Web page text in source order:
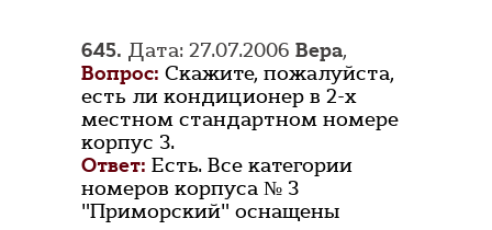
645. Дата: 27.07.2006 Вера,
Вопрос: Скажите, пожалуйста,
есть ли кондиционер в 2-х
местном стандартном номере
корпус 3.
Ответ: Есть. Все категории
номеров корпуса № 3
"Приморский" оснащены